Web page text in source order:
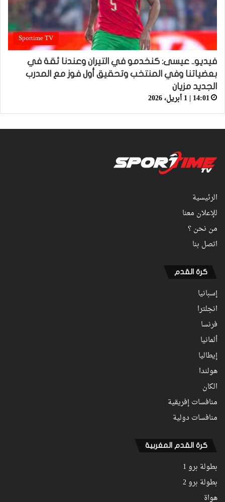
Sportime TV
فيديو.. عيسى: كنخدمو في التيران وعندنا ثقة في
بعضياتنا وفي المنتخب وتحقيق أول فوز مع المدرب
الجديد مزيان
14:01 | 1 أبريل، 2026
الرئيسية
للإعلان معنا
من نحن ؟
اتصل بنا
كرة القدم
إسبانيا
انجلترا
فرنسا
ألمانيا
إيطاليا
هولندا
الكان
منافسات إفريقية
منافسات دولية
كرة القدم المغربية
بطولة برو 1
بطولة برو 2
هواة